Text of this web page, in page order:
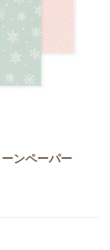
ンペーパー